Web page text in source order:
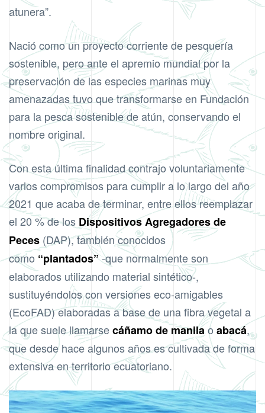
atunera”.
Nació como un proyecto corriente de pesquería
sostenible, pero ante el apremio mundial por la
preservación de las especies marinas muy
amenazadas tuvo que transformarse en Fundación
para la pesca sostenible de atún, conservando el
nombre original.
Con esta última finalidad contrajo voluntariamente
varios compromisos para cumplir a lo largo del año
2021 que acaba de terminar, entre ellos reemplazar
el 20 % de los Dispositivos Agregadores de
Peces (DAP), también conocidos
como “plantados”-que normalmente son
elaborados utilizando material sintético-,
sustituyéndolos con versiones eco-amigables
(EcoFAD) elaboradas a base de una fibra vegetal a
la que suele llamarsecáñamo de manilao abacá,
que desde hace algunos años es cultivada de forma
extensiva en territorio ecuatoriano.